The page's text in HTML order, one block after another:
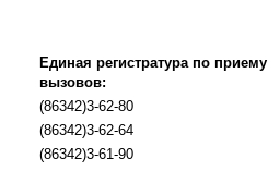
Единая регистратура по приему
вызовов:
(86342)3-62-80
(86342)3-62-64
(86342)3-61-90